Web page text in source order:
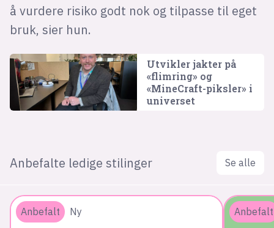
å vurdere risiko godt nok og tilpasse til eget
bruk, sier hun.
Utvikler jakter på
«flimring» og
«MineCraft-piksler» i
universet
Anbefalte ledige stilinger Se alle
Anbefalt Ny Anbefalt